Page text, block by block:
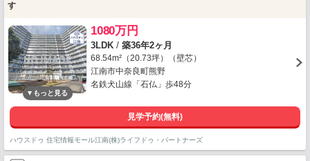
す
1080万円
3LDK / 築36年2ヶ月
68.54m²（20.73坪）（壁芯）
江南市中奈良町熊野
名鉄犬山線「石仏」歩48分
見学予約(無料)
ハウスドゥ 住宅情報モール江南(株)ライフドゥ・パートナーズ